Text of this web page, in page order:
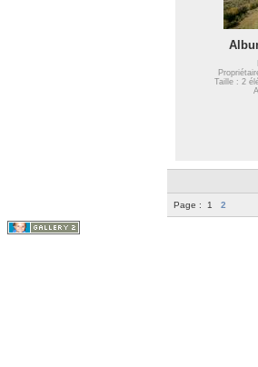
Taille : 2
Page : 1 2